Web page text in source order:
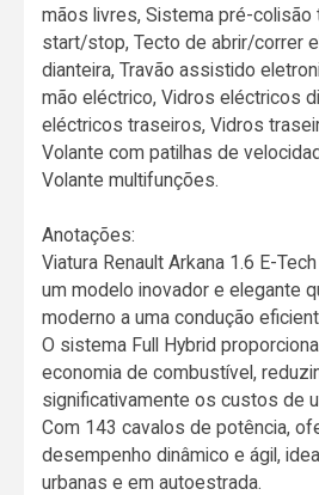
mãos livres, Sistema pré-colisão
start/stop, Tecto de abrir/correr
dianteira, Travão assistido
mão eléctrico, Vidros eléctricos
eléctricos traseiros, Vidros
Volante com patilhas de
Volante multifunções.
Anotações:
Viatura Renault Arkana 1.6 E-
um modelo inovador e elegante
moderno a uma condução
O sistema Full Hybrid
economia de combustível,
significativamente os custos de
Com 143 cavalos de potência,
desempenho dinâmico e ágil,
urbanas e em autoestrada.